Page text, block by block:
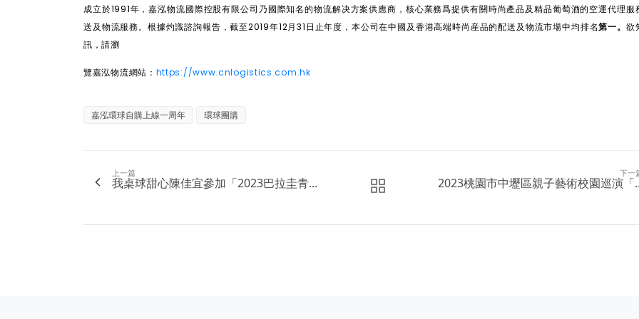
成立於1991年，嘉泓物流國際控股有限公司乃國際知名的物流解决方案供應商，核心業務爲提供有關時尚產品及精品葡萄酒的空運代理服
送及物流服務。根據灼識諮詢報告，截至2019年12月31日止年度，本公司在中國及香港高端時尚産品的配送及物流市場中均排名第一。 欲
訊，請瀏
覽嘉泓物流網站： https://www.cnlogistics.com.hk
嘉泓環球自購上線一周年 環球團購
上一篇
我桌球甜心陳佳宜參加「2023巴拉圭青...
下一
2023桃園市中壢區親子藝術校園巡演「